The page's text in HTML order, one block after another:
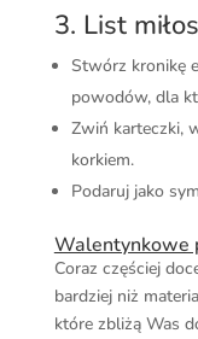
3. List
Stwórz kronikę
powodów, dla
Zwiń karteczki,
korkiem.
Podaruj jako
Walentynkowe
Coraz częściej
bardziej niż
które zbliżą Was